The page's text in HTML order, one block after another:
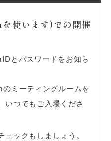
使います)での開催
とパスワードをお知ら
のミーティングルームを
いつでもご入場くださ
ックもしましょう。